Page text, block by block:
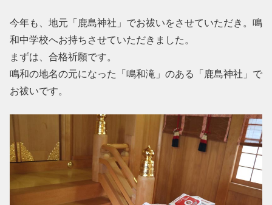
今年も、地元「鹿島神社」でお祓いをさせていただき。鳴
和中学校へお持ちさせていただきました。
まずは、合格祈願です。
鳴和の地名の元になった「鳴和滝」のある「鹿島神社」で
お祓いです。